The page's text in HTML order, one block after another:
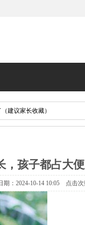
建议家长收藏）
孩子都占大
期：2024-10-14 10:05 点击次